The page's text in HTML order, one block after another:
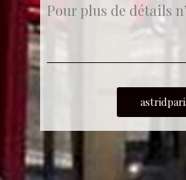
Pour plus de détails